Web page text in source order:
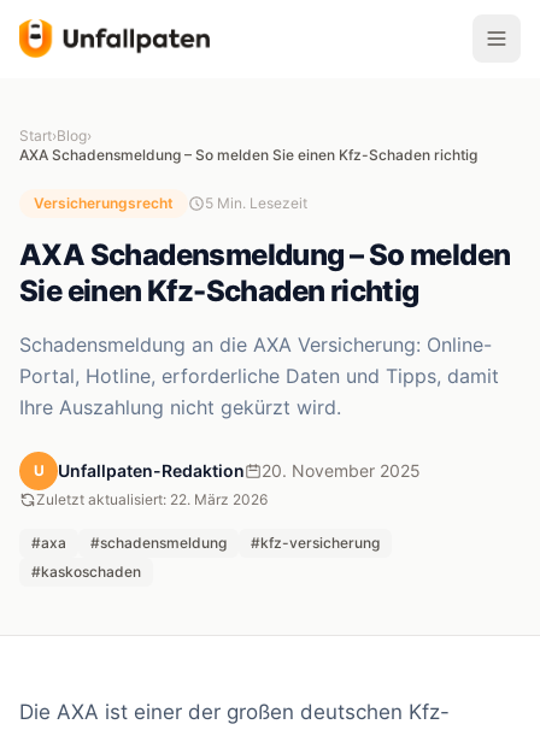
Start›Blog›
AXA Schadensmeldung – So melden Sie einen Kfz-Schaden richtig
Versicherungsrecht 5 Min. Lesezeit
AXA Schadensmeldung – So melden
Sie einen Kfz-Schaden richtig
Schadensmeldung an die AXA Versicherung: Online-
Portal, Hotline, erforderliche Daten und Tipps, damit
Ihre Auszahlung nicht gekürzt wird.
U Unfallpaten-Redaktion 20. November 2025
Zuletzt aktualisiert: 22. März 2026
#axa #schadensmeldung
#kfz-versicherung
#kaskoschaden
Die AXA ist einer der großen deutschen Kfz-